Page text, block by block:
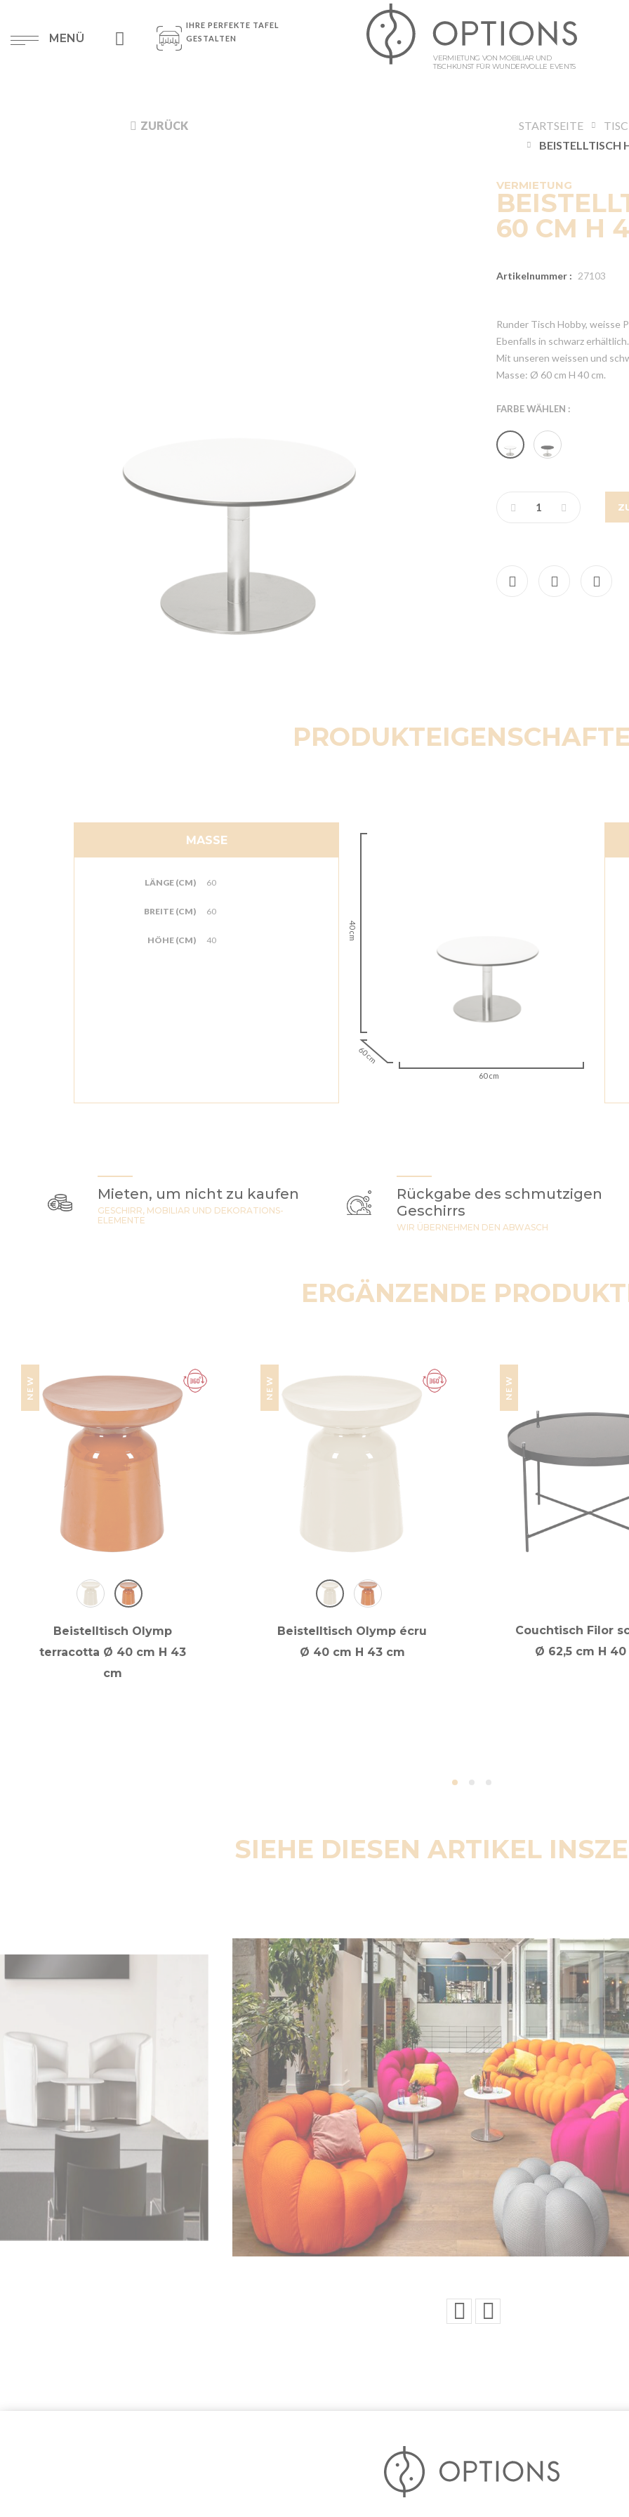
MENÜ
IHRE PERFEKTE TAFEL
GESTALTEN
VERMIETUNG VON MOBILIAR UND
TISCHKUNST FÜR WUNDERVOLLE EVENTS
ZURÜCK STARTSEITE
VERMIETUNG
60 CM H
Artikelnummer : 27103
Runder Tisch Hobby, weisse
Ebenfalls in schwarz erhältlich.
Mit unseren weissen und
Masse: Ø 60 cm H 40 cm.
FARBE WÄHLEN :
MASSE
LÄNGE (CM) 60
BREITE (CM) 60
HÖHE (CM) 40 40 cm
60 cm
60 cm
Mieten, um nicht zu kaufen
GESCHIRR, MOBILIAR UND DEKORATIONS-
ELEMENTE
Rückgabe des schmutzigen
Geschirrs
WIR ÜBERNEHMEN DEN ABWASCH
ERGÄNZENDE
NEW
Beistelltisch Olymp
terracotta Ø 40 cm H 43
cm
NEW
Beistelltisch Olymp écru
Ø 40 cm H 43 cm
NEW
Couchtisch Filor
Ø 62,5 cm H
SIEHE DIESEN ARTIKEL